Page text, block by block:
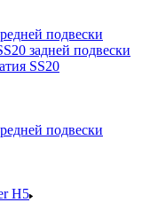
подвески
задней подвески
SS20
подвески
H5